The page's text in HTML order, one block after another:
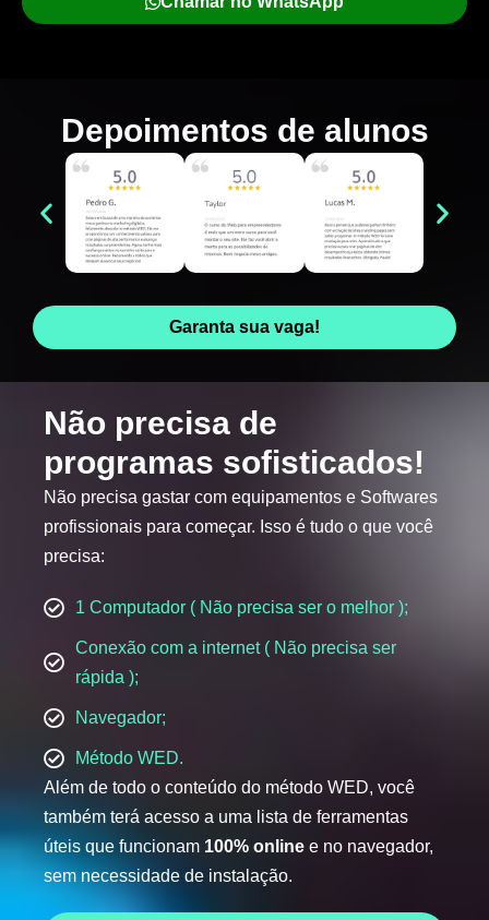
Depoimentos de alunos
Garanta sua vaga!
Não precisa de
programas sofisticados!
Não precisa gastar com equipamentos e Softwares
profissionais para começar. Isso é tudo o que você
precisa:
1 Computador ( Não precisa ser o melhor );
Conexão com a internet ( Não precisa ser
rápida );
Navegador;
Método WED.
Além de todo o conteúdo do método WED, você
também terá acesso a uma lista de ferramentas
úteis que funcionam 100% online e no navegador,
sem necessidade de instalação.